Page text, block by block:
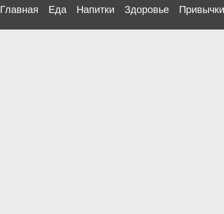
Главная Еда Напитки Здоровье Привычки